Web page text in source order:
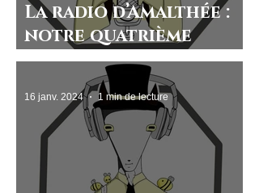
La radio d’Amalthée :
notre quatrième
chronique rugby
16 janv. 2024 1 min de lecture